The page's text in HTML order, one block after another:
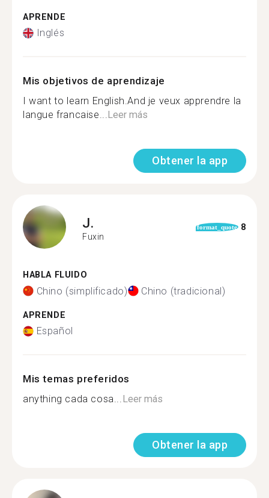
APRENDE
Inglés
Mis objetivos de aprendizaje
I want to learn English.And je veux apprendre la
langue francaise...Leer más
Obtener la app
J.
Fuxin
format_quote 8
HABLA FLUIDO
Chino (simplificado) Chino (tradicional)
APRENDE
Español
Mis temas preferidos
anything cada cosa...Leer más
Obtener la app